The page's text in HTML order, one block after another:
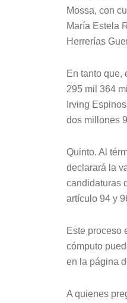
Mossa, con
María Estela
Herrerías
En tanto que,
295 mil 364
Irving
dos millones
Quinto. Al
declarará la
candidaturas
artículo 94 y
Este proceso
cómputo
en la página
A quienes